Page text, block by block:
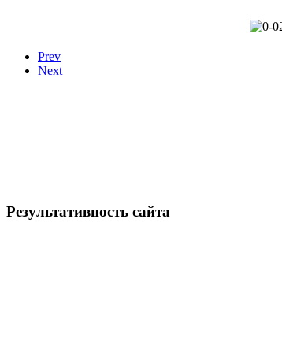
Prev
Next
Результативность сайта